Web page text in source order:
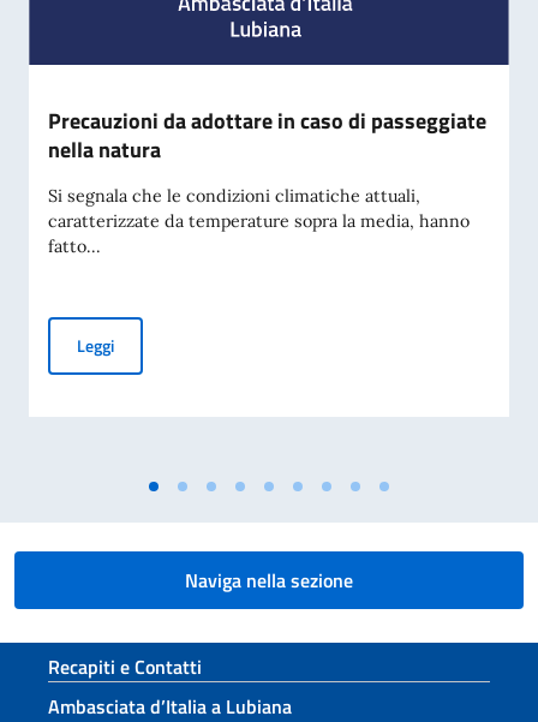
Precauzioni da adottare in caso di passeggiate
nella natura
Si segnala che le condizioni climatiche attuali,
caratterizzate da temperature sopra la media, hanno
fatto...
LeggiPrecauzioni da adottare in caso di passeggiate nella natura
Naviga nella sezione
Sezione footer
Recapiti e Contatti
Ambasciata d’Italia a Lubiana